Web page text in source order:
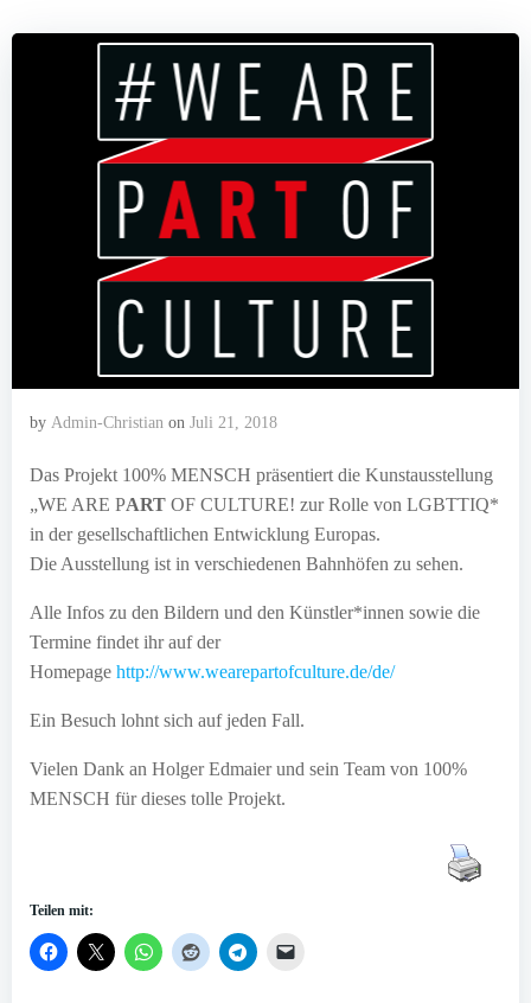
by Admin-Christian on Juli 21, 2018
Das Projekt 100% MENSCH präsentiert die Kunstausstellung
„WE ARE PART OF CULTURE! zur Rolle von LGBTTIQ*
in der gesellschaftlichen Entwicklung Europas.
Die Ausstellung ist in verschiedenen Bahnhöfen zu sehen.
Alle Infos zu den Bildern und den Künstler*innen sowie die
Termine findet ihr auf der
Homepage http://www.wearepartofculture.de/de/
Ein Besuch lohnt sich auf jeden Fall.
Vielen Dank an Holger Edmaier und sein Team von 100%
MENSCH für dieses tolle Projekt.
Teilen mit: